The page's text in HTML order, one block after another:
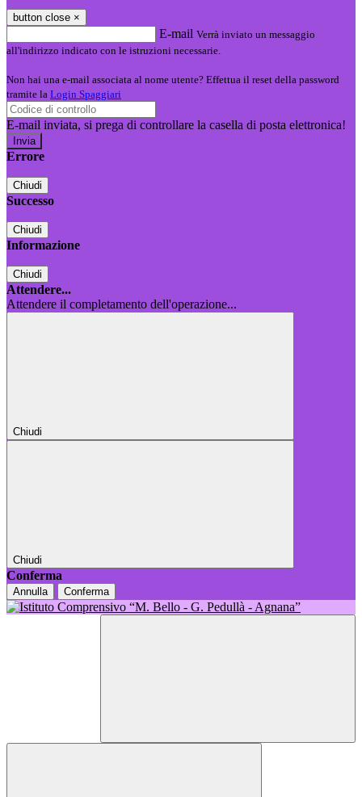
button close ×
E-mail Verrà inviato un messaggio
all'indirizzo indicato con le istruzioni necessarie.
Non hai una e-mail associata al nome utente? Effettua il reset della password
tramite la Login Spaggiari
E-mail inviata, si prega di controllare la casella di posta elettronica!
Errore
Chiudi
Successo
Chiudi
Informazione
Chiudi
Attendere...
Attendere il completamento dell'operazione...
Chiudi
Chiudi
Conferma
Annulla Conferma